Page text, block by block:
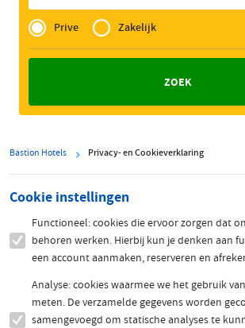
Privé
of
Zakelijk
Prive Zakelijk
Bastion Hotels Privacy- en Cookieverklaring
Cookie instellingen
Functioneel: cookies die ervoor zorgen dat
behoren werken. Hierbij kun je denken aan
een account aanmaken, reserveren en
Analyse: cookies waarmee we het gebruik
meten. De verzamelde gegevens worden
samengevoegd om statische analyses te